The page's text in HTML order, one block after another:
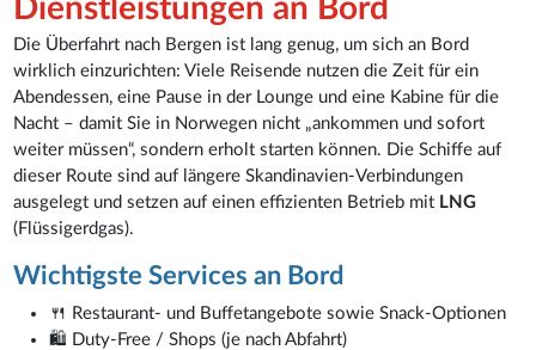
Dienstleistungen an Bord
Die Überfahrt nach Bergen ist lang genug, um sich an Bord
wirklich einzurichten: Viele Reisende nutzen die Zeit für ein
Abendessen, eine Pause in der Lounge und eine Kabine für die
Nacht – damit Sie in Norwegen nicht „ankommen und sofort
weiter müssen“, sondern erholt starten können. Die Schiffe auf
dieser Route sind auf längere Skandinavien-Verbindungen
ausgelegt und setzen auf einen effizienten Betrieb mit LNG
(Flüssigerdgas).
Wichtigste Services an Bord
🍴 Restaurant- und Buffetangebote sowie Snack-Optionen
🛍️ Duty-Free / Shops (je nach Abfahrt)